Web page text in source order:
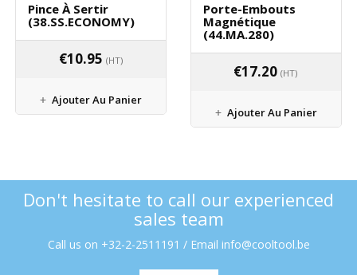
Pince À Sertir
(38.SS.ECONOMY)
€10.95 (HT)
Ajouter Au Panier
Porte-Embouts
Magnétique
(44.MA.280)
€17.20 (HT)
Ajouter Au Panier
Don't hesitate to call our experienced
sales team
Call us on +32-2-2511191 / Email info@cooltool.be